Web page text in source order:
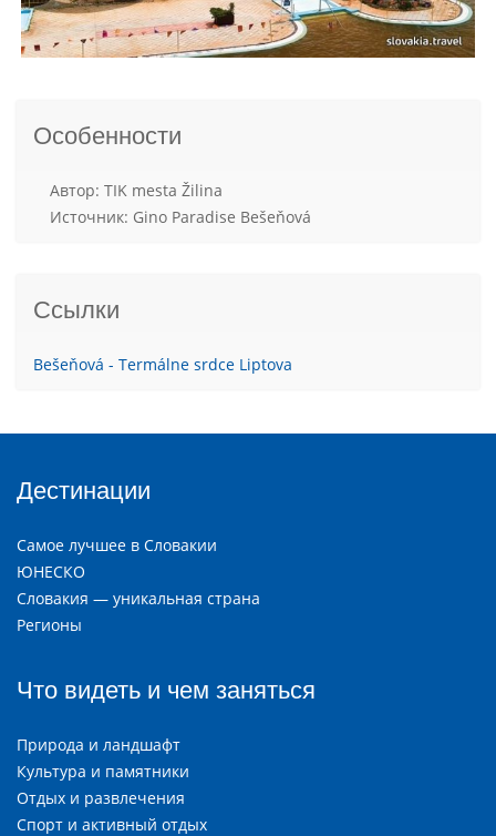
Особенности
Aвтор: TIK mesta Žilina
Источник: Gino Paradise Bešeňová
Ссылки
Bešeňová - Termálne srdce Liptova
Дестинации
Самое лучшее в Словакии
ЮНЕСКО
Словакия — уникальная страна
Регионы
Что видеть и чем заняться
Природа и ландшафт
Культура и памятники
Отдых и развлечения
Спорт и активный отдых